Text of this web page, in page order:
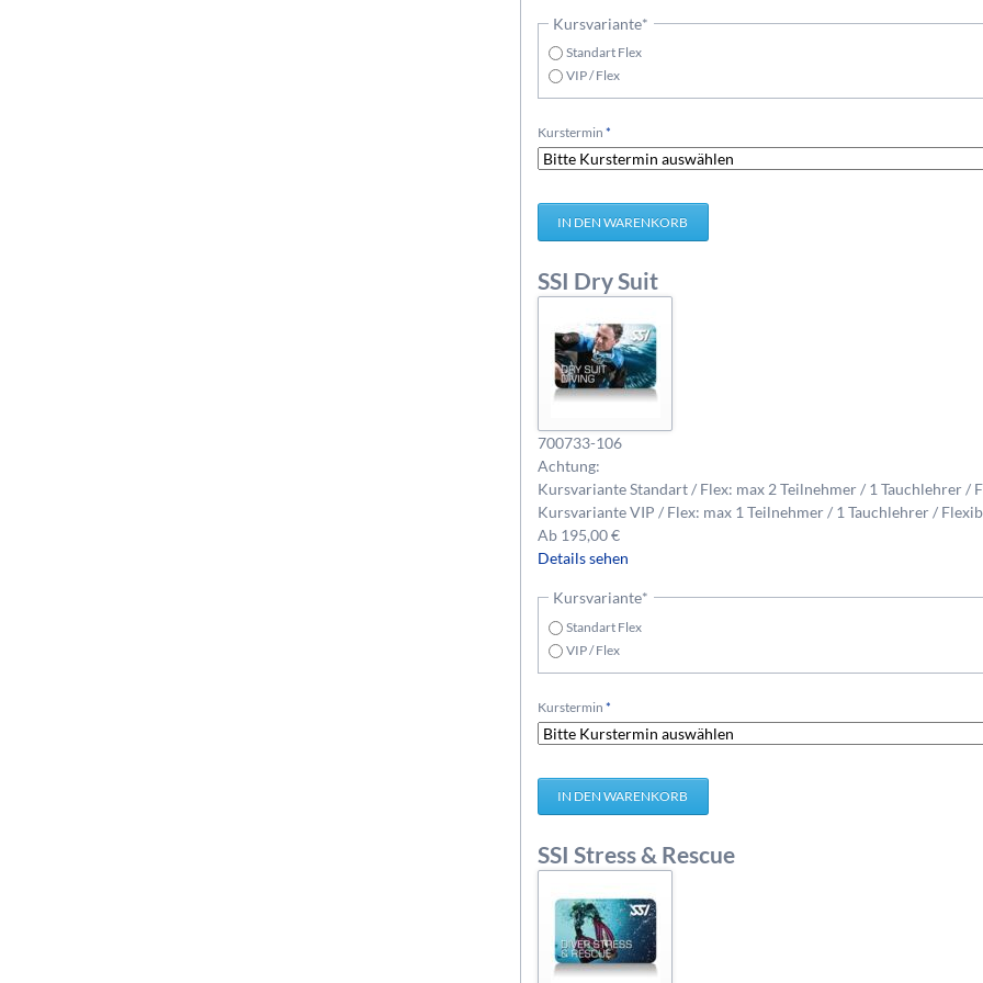
Pflichtfeld
Kursvariante*
Standart Flex
VIP / Flex
Pflichtfeld
Kurstermin *
SSI Dry Suit
700733-106
Achtung:
Kursvariante Standart / Flex: max 2 Teilnehmer / 1 Tauchlehrer /
Kursvariante VIP / Flex: max 1 Teilnehmer / 1 Tauchlehrer /
Ab 195,00€
Details sehen
Pflichtfeld
Kursvariante*
Standart Flex
VIP / Flex
Pflichtfeld
Kurstermin *
SSI Stress & Rescue